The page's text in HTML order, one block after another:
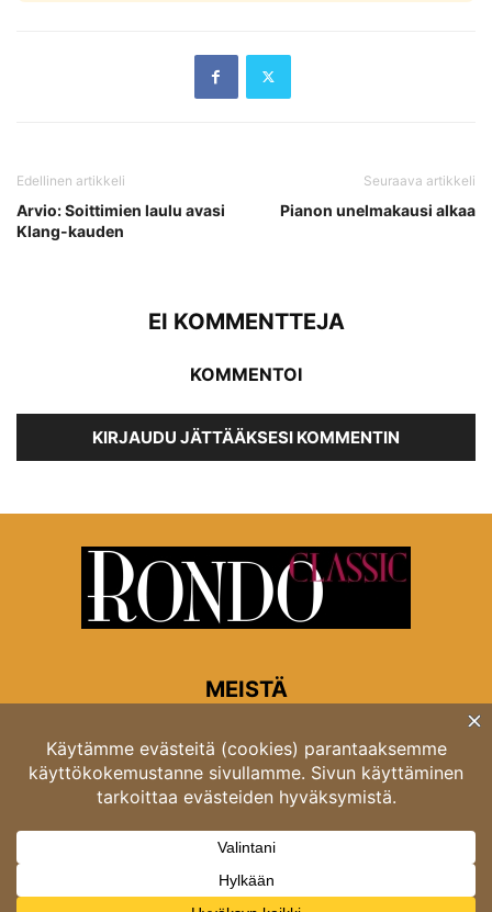
Edellinen artikkeli
Arvio: Soittimien laulu avasi
Klang-kauden
Seuraava artikkeli
Pianon unelmakausi alkaa
EI KOMMENTTEJA
KOMMENTOI
KIRJAUDU JÄTTÄÄKSESI KOMMENTIN
MEISTÄ
Rondon toimitus
Opastinsilta 6A 00520 Helsinki
Asiakaspalvelu: puh. 03 4246 5318
asiakaspalvelu@rondo.fi
Ota meihin yhteyttä:toimitus@rondo.fi